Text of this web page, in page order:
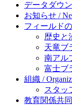
データダウ
お知らせ /
フィールド
歴史と
天竜ブ
南アル
富士ブ
組織 /
スタッ
教育関係共